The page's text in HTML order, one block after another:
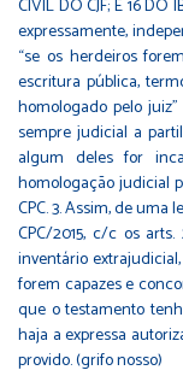
CIVIL DO CJF; E 16
expressamente,
“se os herdeiros
escritura pública,
homologado pelo
sempre judicial a
algum deles for
homologação judicial
CPC. 3. Assim, de uma
CPC/2015, c/c os
inventário
forem capazes e
que o testamento
haja a expressa
provido. (grifo nosso)